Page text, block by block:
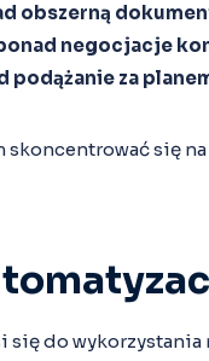
obszerną
negocjacje
podążanie za
skoncentrować się
się do